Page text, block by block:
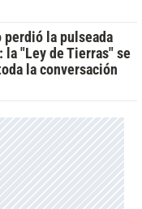
perdió la pulseada
la "Ley de Tierras" se
la conversación